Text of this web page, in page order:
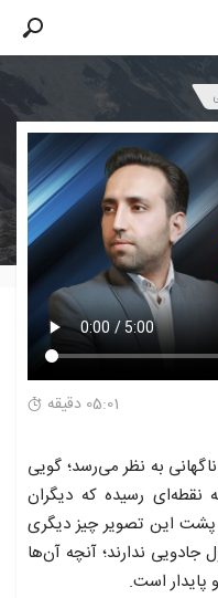
05:01 دقیقه
به نظر می‌رسد؛ گویی
رسیده که دیگران
پشت این تصویر چیز دیگری
ندارند؛ آنچه آن‌ها
است.